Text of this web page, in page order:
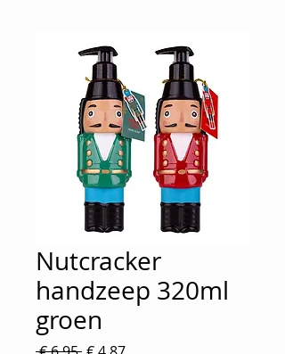
Nutcracker
handzeep 320ml
groen